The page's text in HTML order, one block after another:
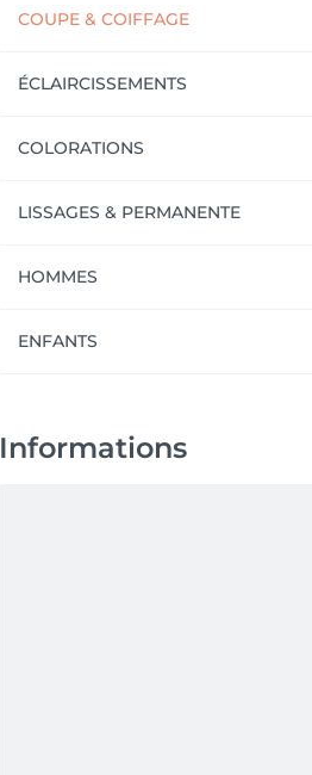
COUPE & COIFFAGE
ÉCLAIRCISSEMENTS
COLORATIONS
LISSAGES & PERMANENTE
HOMMES
ENFANTS
Informations